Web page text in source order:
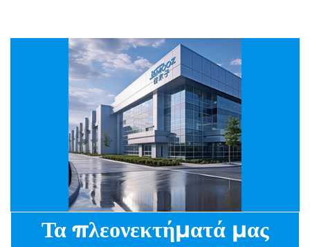
Τα πλεονεκτήματά μας